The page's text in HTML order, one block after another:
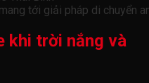
tới giải pháp di chuyển
khi trời nắng và